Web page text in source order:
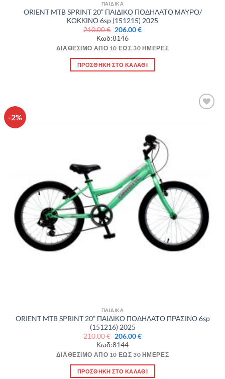
ΠΑΙΔΙΚΑ
ORIENT MTB SPRINT 20” ΠΑΙΔΙΚΟ ΠΟΔΗΛΑΤΟ ΜΑΥΡΟ/
ΚΟΚΚΙΝΟ 6sp (151215) 2025
210.00€ Original
price
was:
210.00 €.
206.00€Η
είναι:
Κωδ:8146
ΔΙΑΘΈΣΙΜΟ ΑΠΌ 10 ΈΩΣ 30 ΗΜΈΡΕΣ
ΠΡΟΣΘΉΚΗ ΣΤΟ ΚΑΛΆΘΙ
-2%
ΠΑΙΔΙΚΑ
ORIENT MTB SPRINT 20” ΠΑΙΔΙΚΟ ΠΟΔΗΛΑΤΟ ΠΡΑΣΙΝΟ 6sp
(151216) 2025
210.00€ Original
price
was:
210.00 €.
206.00€Η
είναι:
Κωδ:8144
ΔΙΑΘΈΣΙΜΟ ΑΠΌ 10 ΈΩΣ 30 ΗΜΈΡΕΣ
ΠΡΟΣΘΉΚΗ ΣΤΟ ΚΑΛΆΘΙ